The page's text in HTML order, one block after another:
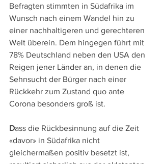
Befragten stimmten in Südafrika im
Wunsch nach einem Wandel hin zu
einer nachhaltigeren und gerechteren
Welt überein. Dem hingegen führt mit
78% Deutschland neben den USA den
Reigen jener Länder an, in denen die
Sehnsucht der Bürger nach einer
Rückkehr zum Zustand quo ante
Corona besonders groß ist.
Dass die Rückbesinnung auf die Zeit
«davor» in Südafrika nicht
gleichermaßen positiv besetzt ist,